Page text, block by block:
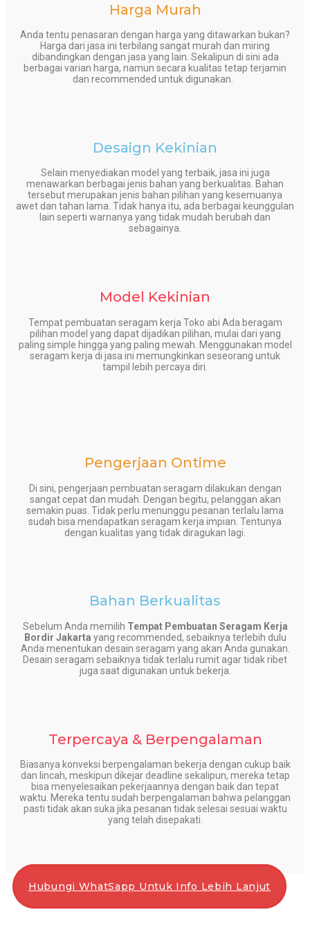
Harga Murah
Anda tentu penasaran dengan harga yang ditawarkan bukan?
Harga dari jasa ini terbilang sangat murah dan miring
dibandingkan dengan jasa yang lain. Sekalipun di sini ada
berbagai varian harga, namun secara kualitas tetap terjamin
dan recommended untuk digunakan.
Desaign Kekinian
Selain menyediakan model yang terbaik, jasa ini juga
menawarkan berbagai jenis bahan yang berkualitas. Bahan
tersebut merupakan jenis bahan pilihan yang kesemuanya
awet dan tahan lama. Tidak hanya itu, ada berbagai keunggulan
lain seperti warnanya yang tidak mudah berubah dan
sebagainya.
Model Kekinian
Tempat pembuatan seragam kerja Toko abi Ada beragam
pilihan model yang dapat dijadikan pilihan, mulai dari yang
paling simple hingga yang paling mewah. Menggunakan model
seragam kerja di jasa ini memungkinkan seseorang untuk
tampil lebih percaya diri.
Pengerjaan Ontime
Di sini, pengerjaan pembuatan seragam dilakukan dengan
sangat cepat dan mudah. Dengan begitu, pelanggan akan
semakin puas. Tidak perlu menunggu pesanan terlalu lama
sudah bisa mendapatkan seragam kerja impian. Tentunya
dengan kualitas yang tidak diragukan lagi.
Bahan Berkualitas
Sebelum Anda memilih Tempat Pembuatan Seragam Kerja
Bordir Jakarta yang recommended, sebaiknya terlebih dulu
Anda menentukan desain seragam yang akan Anda gunakan.
Desain seragam sebaiknya tidak terlalu rumit agar tidak ribet
juga saat digunakan untuk bekerja.
Terpercaya & Berpengalaman
Biasanya konveksi berpengalaman bekerja dengan cukup baik
dan lincah, meskipun dikejar deadline sekalipun, mereka tetap
bisa menyelesaikan pekerjaannya dengan baik dan tepat
waktu. Mereka tentu sudah berpengalaman bahwa pelanggan
pasti tidak akan suka jika pesanan tidak selesai sesuai waktu
yang telah disepakati.
Hubungi WhatSapp Untuk Info Lebih Lanjut